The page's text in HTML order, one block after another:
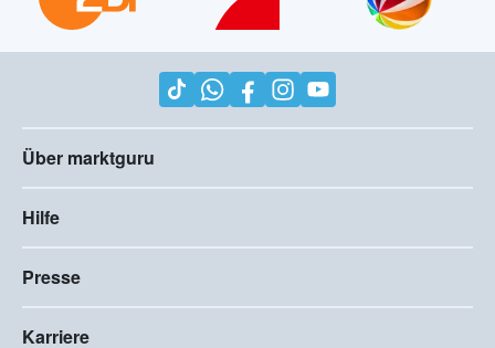
Über marktguru
Hilfe
Presse
Karriere